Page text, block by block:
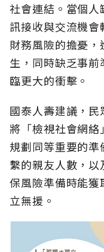
社會連結。當個
訊接收與交流機
財務風險的擔憂
生，同時缺乏事
臨更大的衝擊。
國泰人壽建議，
將「檢視社會網
規劃同等重要的
繫的親友人數，
保風險準備時能
立無援。